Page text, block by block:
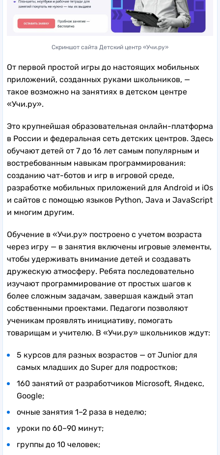
Скриншот сайта Детский центр «Учи.ру»
От первой простой игры до настоящих мобильных
приложений, созданных руками школьников, —
такое возможно на занятиях в детском центре
«Учи.ру».
Это крупнейшая образовательная онлайн-платформа
в России и федеральная сеть детских центров. Здесь
обучают детей от 7 до 16 лет самым популярным и
востребованным навыкам программирования:
созданию чат-ботов и игр в игровой среде,
разработке мобильных приложений для Android и iOs
и сайтов с помощью языков Python, Java и JavaScript
и многим другим.
Обучение в «Учи.ру» построено с учетом возраста
через игру — в занятия включены игровые элементы,
чтобы удерживать внимание детей и создавать
дружескую атмосферу. Ребята последовательно
изучают программирование от простых шагов к
более сложным задачам, завершая каждый этап
собственными проектами. Педагоги позволяют
ученикам проявлять инициативу, помогать
товарищам и учителю. В «Учи.ру» школьников ждут:
5 курсов для разных возрастов — от Junior для
самых младших до Super для подростков;
160 занятий от разработчиков Microsoft, Яндекс,
Google;
очные занятия 1–2 раза в неделю;
уроки по 60–90 минут;
группы до 10 человек;